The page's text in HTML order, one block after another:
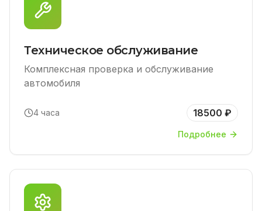
Техническое обслуживание
Комплексная проверка и обслуживание
автомобиля
4 часа 18500 ₽
Подробнее